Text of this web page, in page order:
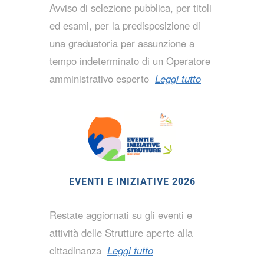
Avviso di selezione pubblica, per titoli
ed esami, per la predisposizione di
una graduatoria per assunzione a
tempo indeterminato di un Operatore
amministrativo esperto Leggi tutto
EVENTI E INIZIATIVE 2026
Restate aggiornati su gli eventi e
attività delle Strutture aperte alla
cittadinanza Leggi tutto